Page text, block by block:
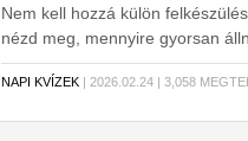
Nem kell hozzá külön
nézd meg, mennyire gyorsan
NAPI KVÍZEK | 2026.02.24 | 3,058